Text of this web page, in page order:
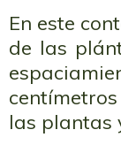
En este
de las
las plantas